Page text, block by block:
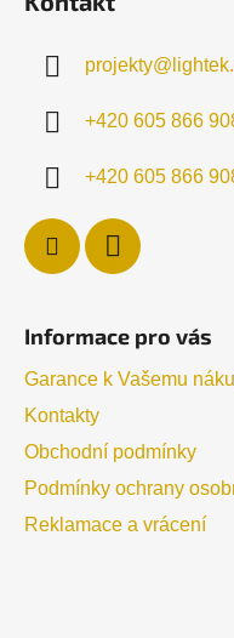
projekty@
+420 605 866
+420 605 866
Informace pro vás
Garance k Vašemu
Kontakty
Obchodní podmínky
Podmínky ochrany
Reklamace a vrácení